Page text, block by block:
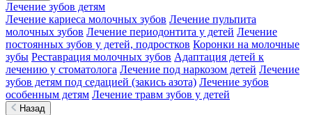
Лечение зубов детям
Лечение кариеса молочных зубов Лечение пульпита
молочных зубов Лечение периодонтита у детей Лечение
постоянных зубов у детей, подростков Коронки на молочные
зубы Реставрация молочных зубов Адаптация детей к
лечению у стоматолога Лечение под наркозом детей Лечение
зубов детям под седацией (закись азота) Лечение зубов
особенным детям Лечение травм зубов у детей
Назад